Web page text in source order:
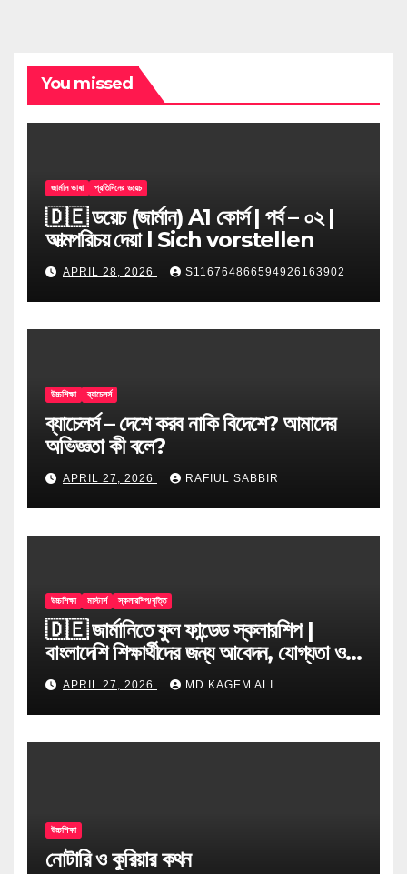
You missed
জার্মান ভাষা প্রতিদিনের ডয়েচ
🇩🇪 ডয়েচ (জার্মান) A1 কোর্স | পর্ব – ০২ |
আত্মপরিচয় দেয়া l Sich vorstellen
APRIL 28, 2026 S116764866594926163902
উচ্চশিক্ষা ব্যাচেলর্স
ব্যাচেলর্স – দেশে করব নাকি বিদেশে? আমাদের
অভিজ্ঞতা কী বলে?
APRIL 27, 2026 RAFIUL SABBIR
উচ্চশিক্ষা মাস্টার্স স্কলারশিপ/বৃত্তি
🇩🇪 জার্মানিতে ফুল ফান্ডেড স্কলারশিপ |
বাংলাদেশি শিক্ষার্থীদের জন্য আবেদন, যোগ্যতা ও
টিপসAPRIL 27, 2026 MD KAGEM ALI
উচ্চশিক্ষা
নোটারি ও কুরিয়ার কথন